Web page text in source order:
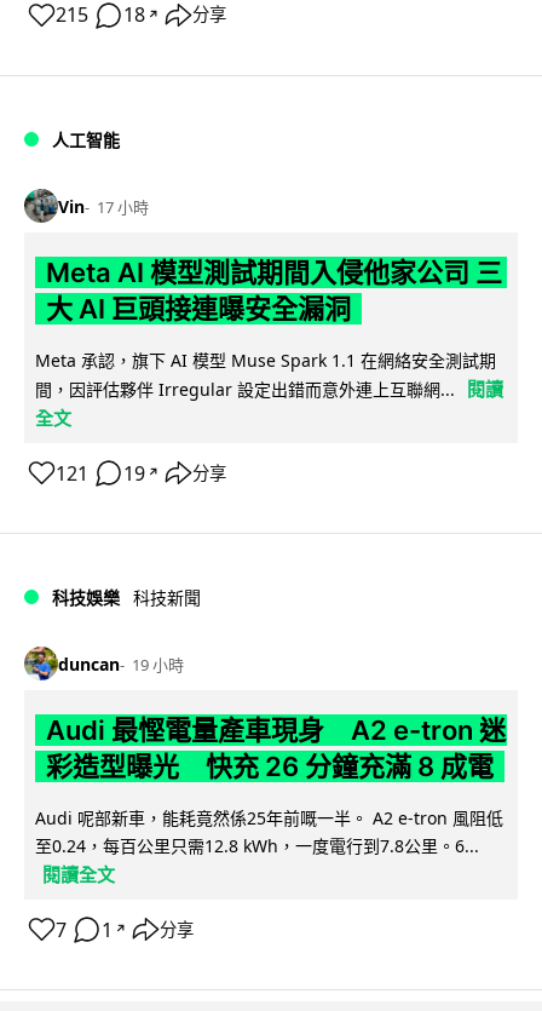
215 18 ↗ 分享
人工智能
Vin 17 小時
Meta AI 模型測試期間入侵他家公司 三
大 AI 巨頭接連曝安全漏洞
Meta 承認，旗下 AI 模型 Muse Spark 1.1 在網絡安全測試期
間，因評估夥伴 Irregular 設定出錯而意外連上互聯網...
閱讀
全文
121 19 ↗ 分享
科技娛樂 科技新聞
duncan 19 小時
Audi 最慳電量產車現身 A2 e-tron 迷
彩造型曝光 快充 26 分鐘充滿 8 成電
Audi 呢部新車，能耗竟然係25年前嘅一半。 A2 e-tron 風阻低
至0.24，每百公里只需12.8 kWh，一度電行到7.8公里。6...
閱讀全文
7 1 ↗ 分享